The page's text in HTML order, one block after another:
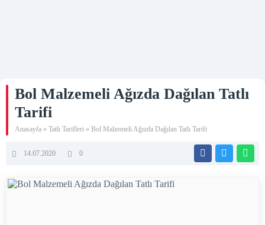
Bol Malzemeli Ağızda Dağılan Tatlı
Tarifi
Anasayfa » Tatlı Tarifleri » Bol Malzemeli Ağızda Dağılan Tatlı Tarifi
14.07.2020 0